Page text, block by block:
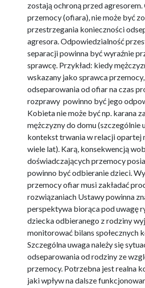
zostają ochroną przed
przemocy (ofiara), nie może być
przestrzegania konieczności
agresora. Odpowiedzialność
separacji powinna być wyraźnie
sprawcę. Przykład: kiedy
wskazany jako sprawca
odseparowania od ofiar na czas
rozprawy powinno być jego
Kobieta nie może być np. karana
mężczyzny do domu (szczególnie
kontekst trwania w relacji opartej
wiele lat). Karą, konsekwencją
doświadczających przemocy
powinno być odbieranie dzieci.
przemocy ofiar musi zakładać
rozwiązaniach Ustawy powinna
perspektywa biorąca pod uwagę
dziecka odbieranego z rodziny
monitorować bilans społecznych
Szczególna uwaga należy się
odseparowania od rodziny ze
przemocy. Potrzebna jest realna
jaki wpływ na dalsze